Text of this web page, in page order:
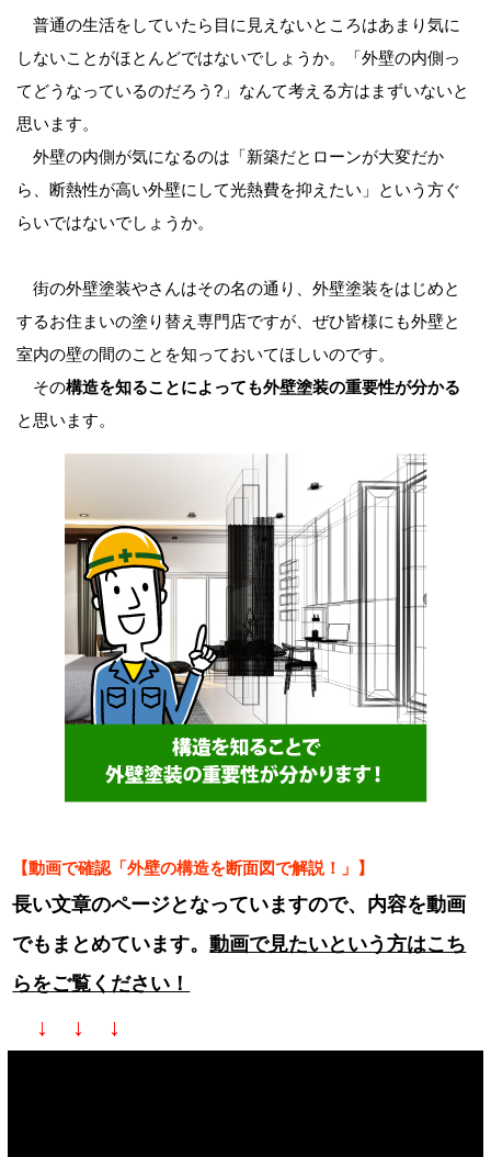
普通の生活をしていたら目に見えないところはあまり気に
しないことがほとんどではないでしょうか。「外壁の内側っ
てどうなっているのだろう?」なんて考える方はまずいないと
思います。
外壁の内側が気になるのは「新築だとローンが大変だか
ら、断熱性が高い外壁にして光熱費を抑えたい」という方ぐ
らいではないでしょうか。
街の外壁塗装やさんはその名の通り、外壁塗装をはじめと
するお住まいの塗り替え専門店ですが、ぜひ皆様にも外壁と
室内の壁の間のことを知っておいてほしいのです。
その構造を知ることによっても外壁塗装の重要性が分かる
と思います。
【動画で確認「外壁の構造を断面図で解説！」】
長い文章のページとなっていますので、内容を動画
でもまとめています。動画で見たいという方はこち
らをご覧ください！
↓ ↓ ↓